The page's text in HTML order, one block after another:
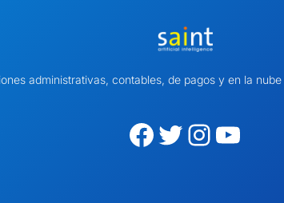
administrativas, contables, de pagos y en la
Facebook Twitter Instagram YouTube